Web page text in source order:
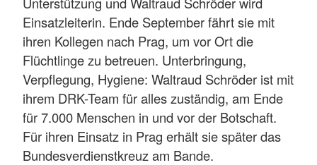
Einsatzleiterin. Ende September fährt sie mit
ihren Kollegen nach Prag, um vor Ort die
Flüchtlinge zu betreuen. Unterbringung,
Verpflegung, Hygiene: Waltraud Schröder ist mit
ihrem DRK-Team für alles zuständig, am Ende
für 7.000 Menschen in und vor der Botschaft.
Für ihren Einsatz in Prag erhält sie später das
Bundesverdienstkreuz am Bande.